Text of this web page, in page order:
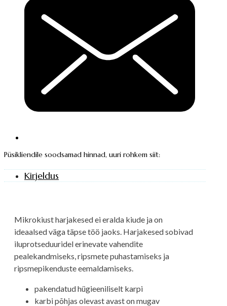
Püsikliendile soodsamad hinnad, uuri rohkem siit:
Kirjeldus
Mikrokiust harjakesed ei eralda kiude ja on
ideaalsed väga täpse töö jaoks. Harjakesed sobivad
iluprotseduuridel erinevate vahendite
pealekandmiseks, ripsmete puhastamiseks ja
ripsmepikenduste eemaldamiseks.
pakendatud hügieeniliselt karpi
karbi põhjas olevast avast on mugav